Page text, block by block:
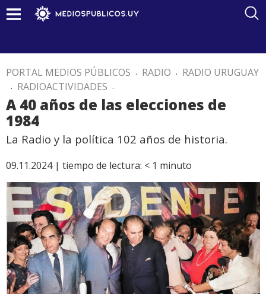
PORTAL MEDIOS PÚBLICOS . RADIO . RADIO URUGUAY
. RADIOACTIVIDADES .
A 40 años de las elecciones de
1984
La Radio y la política 102 años de historia.
09.11.2024 | tiempo de lectura: < 1 minuto